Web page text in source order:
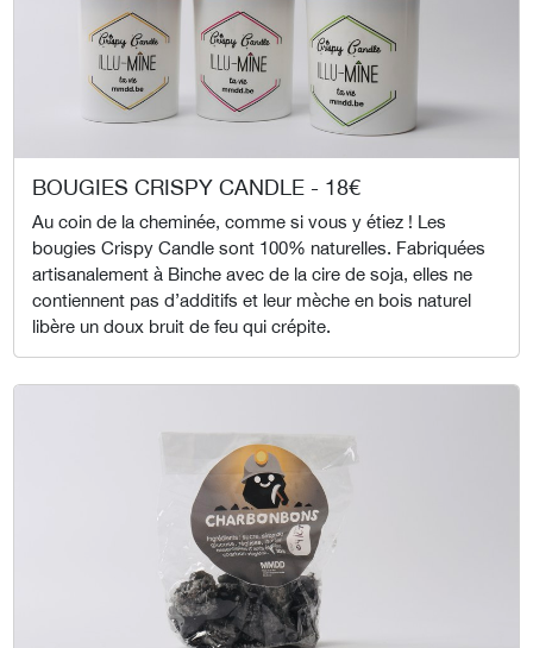
BOUGIES CRISPY CANDLE - 18€
Au coin de la cheminée, comme si vous y étiez ! Les
bougies Crispy Candle sont 100% naturelles. Fabriquées
artisanalement à Binche avec de la cire de soja, elles ne
contiennent pas d’additifs et leur mèche en bois naturel
libère un doux bruit de feu qui crépite.